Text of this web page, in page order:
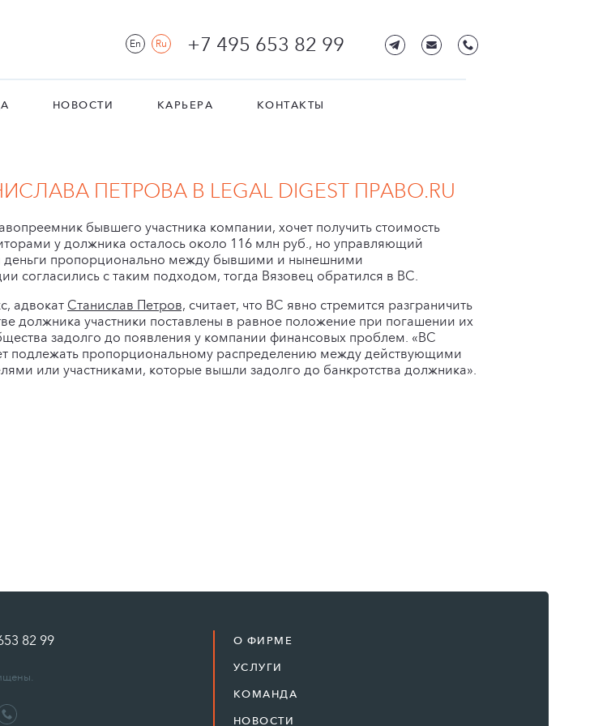
En Ru +7 495 653 82 99
НОВОСТИ КАРЬЕРА КОНТАКТЫ
ПЕТРОВА В LEGAL DIGEST ПРАВО.RU
бывшего участника компании, хочет получить стоимость
у должника осталось около 116 млн руб., но управляющий
деньги пропорционально между бывшими и нынешними
согласились с таким подходом, тогда Вязовец обратился в ВС.
адвокат Станислав Петров, считает, что ВС явно стремится разграничить
должника участники поставлены в равное положение при погашении их
задолго до появления у компании финансовых проблем. «ВС
подлежать пропорциональному распределению между действующими
или участниками, которые вышли задолго до банкротства должника».
82 99 О ФИРМЕ
УСЛУГИ
КОМАНДА
НОВОСТИ